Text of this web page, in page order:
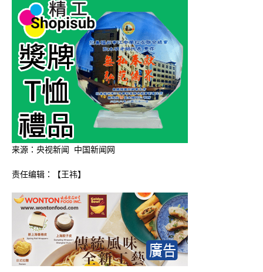
来源：央视新闻 中国新闻网
责任编辑：【王祎】